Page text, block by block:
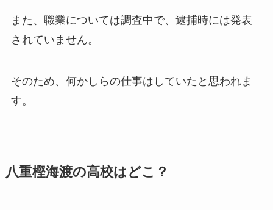
また、職業については調査中で、逮捕時には発表
されていません。
そのため、何かしらの仕事はしていたと思われま
す。
八重樫海渡の高校はどこ？